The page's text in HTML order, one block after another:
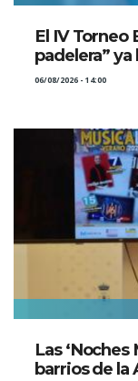
El IV Torneo
padelera”
06/08/2026 - 14:00
Las ‘Noches
barrios de la